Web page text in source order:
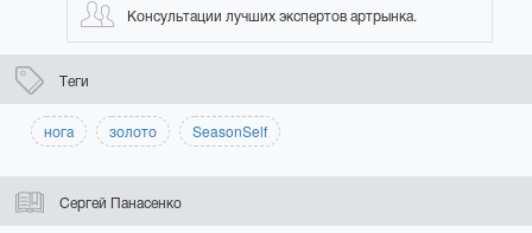
Консультации лучших экспертов артрынка.
Теги
нога золото SeasonSelf
Сергей Панасенко